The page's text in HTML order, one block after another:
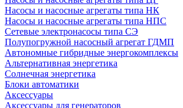
Насосы и насосные агрегаты типа НК
Насосы и насосные агрегаты типа НПС
Сетевые электронасосы типа СЭ
Полупогружной насосный агрегат ГДМП
Автономные гибридные энергокомплексы
Альтернативная энергетика
Солнечная энергетика
Блоки автоматики
Аксессуары
Аксессуары для генераторов